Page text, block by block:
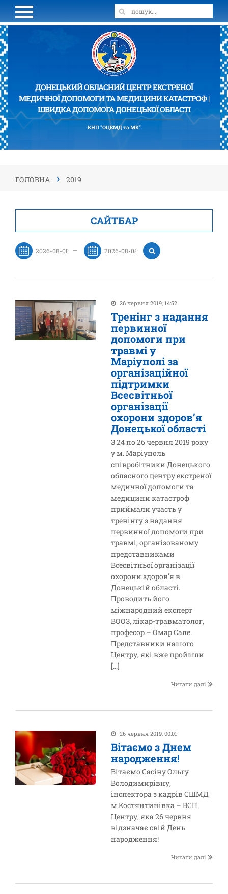
ДОНЕЦЬКИЙ ОБЛАСНИЙ ЦЕНТР ЕКСТРЕНОЇ
МЕДИЧНОЇ ДОПОМОГИ ТА МЕДИЦИНИ КАТАСТРОФ |
ШВИДКА ДОПОМОГА ДОНЕЦЬКОЇ ОБЛАСТІ
КНП "ОЦЕМД та МК"
ГОЛОВНА › 2019
САЙТБАР
—
26 червня 2019, 14:52
Тренінг з надання
первинної
допомоги при
травмі у
Маріуполі за
організаційної
підтримки
Всесвітньої
організації
охорони здоров’я
Донецької області
З 24 по 26 червня 2019 року
у м. Маріуполь
співробітники Донецького
обласного центру екстреної
медичної допомоги та
медицини катастроф
приймали участь у
тренінгу з надання
первинної допомоги при
травмі, організованому
представниками
Всесвітньої організації
охорони здоров’я в
Донецькій області.
Проводить його
міжнародний експерт
ВООЗ, лікар-травматолог,
професор – Омар Сале.
Представники нашого
Центру, які вже пройшли
[…]
Читати далі
26 червня 2019, 00:01
Вітаємо з Днем
народження!
Вітаємо Сасіну Ольгу
Володимирівну,
інспектора з кадрів СШМД
м.Костянтинівка – ВСП
Центру, яка 26 червня
відзначає свій День
народження!
Читати далі